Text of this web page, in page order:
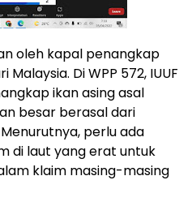
oleh kapal penangkap
Di WPP 572, IUUF
ikan asing asal
besar berasal dari
perlu ada
di laut yang erat untuk
klaim masing-masing